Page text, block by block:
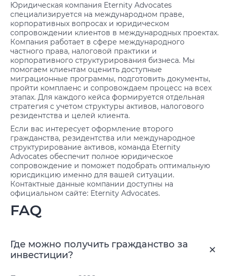
Юридическая компания Eternity Advocates
специализируется на международном праве,
корпоративных вопросах и юридическом
сопровождении клиентов в международных проектах.
Компания работает в сфере международного
частного права, налоговой практики и
корпоративного структурирования бизнеса. Мы
помогаем клиентам оценить доступные
миграционные программы, подготовить документы,
пройти комплаенс и сопровождаем процесс на всех
этапах. Для каждого кейса формируется отдельная
стратегия с учетом структуры активов, налогового
резидентства и целей клиента.
Если вас интересует оформление второго
гражданства, резидентства или международное
структурирование активов, команда Eternity
Advocates обеспечит полное юридическое
сопровождение и поможет подобрать оптимальную
юрисдикцию именно для вашей ситуации.
Контактные данные компании доступны на
официальном сайте: Eternity Advocates.
FAQ
Где можно получить гражданство за
инвестиции?